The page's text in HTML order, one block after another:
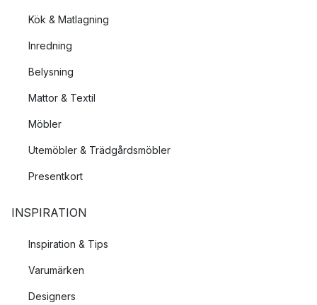
Kök & Matlagning
Inredning
Belysning
Mattor & Textil
Möbler
Utemöbler & Trädgårdsmöbler
Presentkort
INSPIRATION
Inspiration & Tips
Varumärken
Designers